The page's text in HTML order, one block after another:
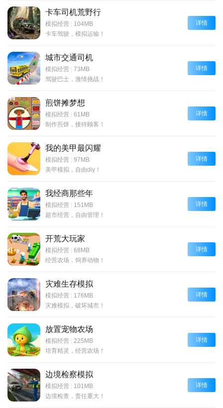
卡车司机荒野行
模拟经营
104MB
卡车驾驶，模拟运输！
详情
城市交通司机
模拟经营
73MB
驾驶巴士，激情挑战！
详情
煎饼摊梦想
模拟经营
61MB
制作煎饼，接待顾客！
详情
我的美甲最闪耀
模拟经营
97MB
美甲模拟，自由diy！
详情
我经商那些年
模拟经营
151MB
超市经营，自由管理！
详情
开荒大玩家
模拟经营
68MB
经营农场，饲养动物！
详情
灾难生存模拟
模拟经营
176MB
灾难模拟，破坏城市！
详情
放置宠物农场
模拟经营
225MB
培育精灵，经营农场！
详情
边境检察模拟
模拟经营
101MB
边境检查，责任重大！
详情